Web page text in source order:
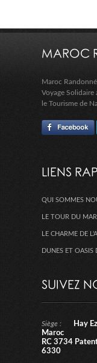
MAROC
Maroc
Voyage Solidaire
le Tourisme de
LIENS
QUI SOMMES
LE TOUR DU
LE CHARME DE
DUNES ET OASIS
SUIVEZ
Siège :
Hay
Maroc
RC 3734
6330